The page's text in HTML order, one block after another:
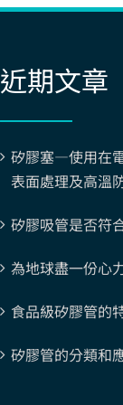
近期文章
矽膠塞—使用在
表面處理及高溫
矽膠吸管是否符
為地球盡一份心
食品級矽膠管的
矽膠管的分類和